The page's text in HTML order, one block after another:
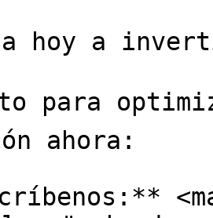
hoy a
para
ahora: